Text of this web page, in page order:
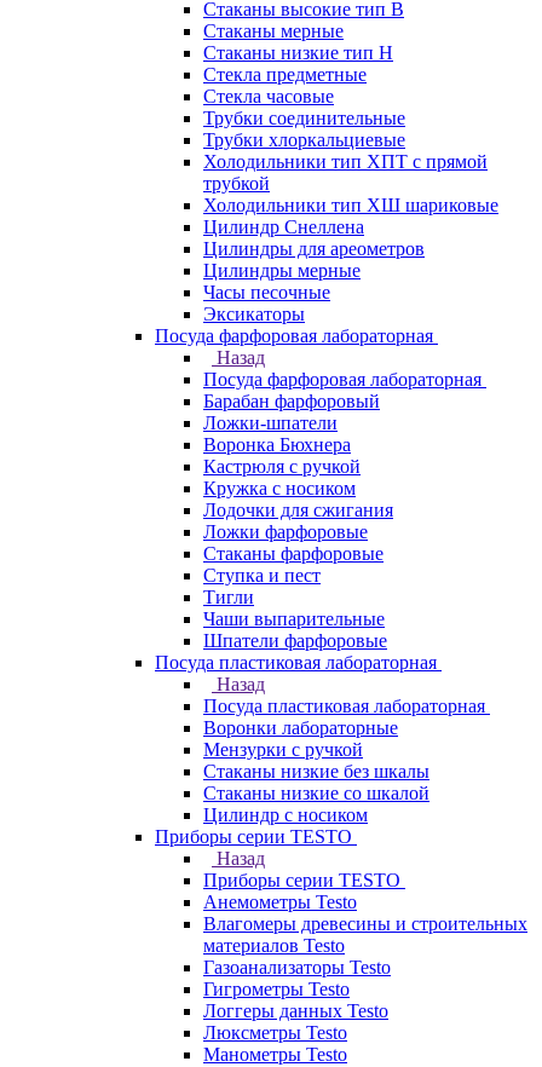
Стаканы высокие тип В
Стаканы мерные
Стаканы низкие тип Н
Стекла предметные
Стекла часовые
Трубки соединительные
Трубки хлоркальциевые
Холодильники тип ХПТ с прямой
трубкой
Холодильники тип ХШ шариковые
Цилиндр Снеллена
Цилиндры для ареометров
Цилиндры мерные
Часы песочные
Эксикаторы
Посуда фарфоровая лабораторная
Назад
Посуда фарфоровая лабораторная
Барабан фарфоровый
Ложки-шпатели
Воронка Бюхнера
Кастрюля с ручкой
Кружка с носиком
Лодочки для сжигания
Ложки фарфоровые
Стаканы фарфоровые
Ступка и пест
Тигли
Чаши выпарительные
Шпатели фарфоровые
Посуда пластиковая лабораторная
Назад
Посуда пластиковая лабораторная
Воронки лабораторные
Мензурки с ручкой
Стаканы низкие без шкалы
Стаканы низкие со шкалой
Цилиндр с носиком
Приборы серии TESTO
Назад
Приборы серии TESTO
Анемометры Testo
Влагомеры древесины и строительных
материалов Testo
Газоанализаторы Testo
Гигрометры Testo
Логгеры данных Testo
Люксметры Testo
Манометры Testo